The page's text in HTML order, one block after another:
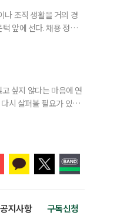
나 조직 생활을 거의 경
앞에 선다. 채용 정보를
싶지 않다는 마음에 연
시 살펴볼 필요가 있다.
공지사항 구독신청